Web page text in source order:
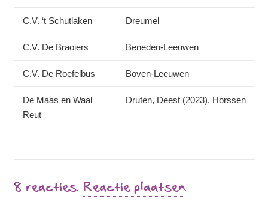
C.V. ‘t Schutlaken Dreumel
C.V. De Braoiers Beneden-Leeuwen
C.V. De Roefelbus Boven-Leeuwen
De Maas en Waal
Reut
Druten, Deest (2023), Horssen
8 reacties. Reactie plaatsen